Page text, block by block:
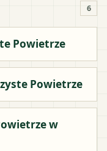
6
Powietrze
Powietrze
w